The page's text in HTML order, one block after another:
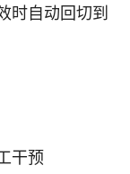
时自动回切到
干预